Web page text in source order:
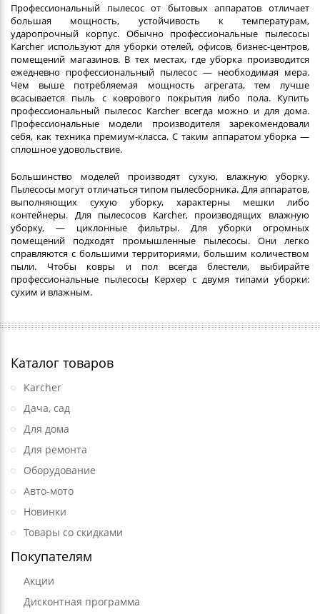
Профессиональный пылесос от бытовых аппаратов отличает
большая мощность, устойчивость к температурам,
ударопрочный корпус. Обычно профессиональные пылесосы
Karcher используют для уборки отелей, офисов, бизнес-центров,
помещений магазинов. В тех местах, где уборка производится
ежедневно профессиональный пылесос — необходимая мера.
Чем выше потребляемая мощность агрегата, тем лучше
всасывается пыль с коврового покрытия либо пола. Купить
профессиональный пылесос Karcher всегда можно и для дома.
Профессиональные модели производителя зарекомендовали
себя, как техника премиум-класса. С таким аппаратом уборка —
сплошное удовольствие.
Большинство моделей производят сухую, влажную уборку.
Пылесосы могут отличаться типом пылесборника. Для аппаратов,
выполняющих сухую уборку, характерны мешки либо
контейнеры. Для пылесосов Karcher, производящих влажную
уборку, — циклонные фильтры. Для уборки огромных
помещений подходят промышленные пылесосы. Они легко
справляются с большими территориями, большим количеством
пыли. Чтобы ковры и пол всегда блестели, выбирайте
профессиональные пылесосы Керхер с двумя типами уборки:
сухим и влажным.
Каталог товаров
Karcher
Дача, сад
Для дома
Для ремонта
Оборудование
Авто-мото
Новинки
Товары со скидками
Покупателям
Акции
Дисконтная программа